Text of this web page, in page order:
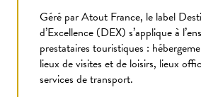
Géré par Atout France, le label
d’Excellence (DEX) s’applique à
prestataires touristiques :
lieux de visites et de loisirs, lieux
services de transport.